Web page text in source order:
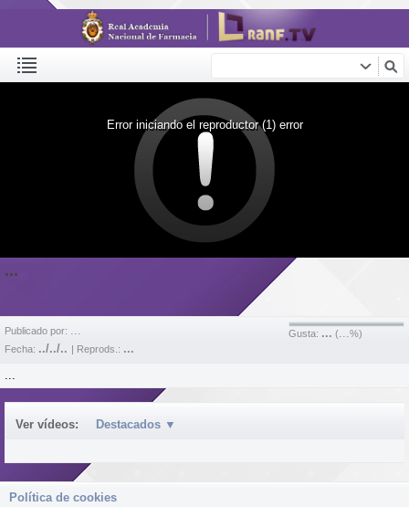
Error iniciando el reproductor (1) error
...
Gusta: ... (...%)
Publicado por: ...
Fecha: ../../.. | Reprods.: ...
...
Ver vídeos: Destacados ▼
Política de cookies